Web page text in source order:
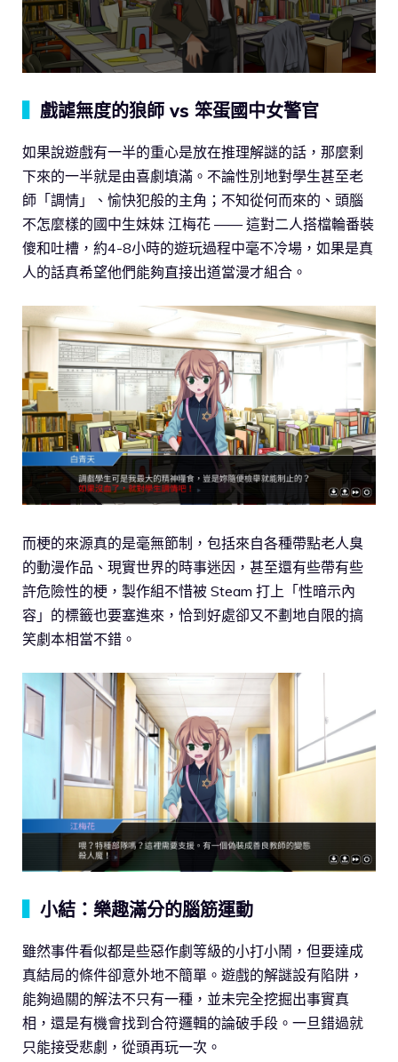
戲謔無度的狼師 vs 笨蛋國中女警官
如果說遊戲有一半的重心是放在推理解謎的話，那麼剩
下來的一半就是由喜劇填滿。不論性別地對學生甚至老
師「調情」、愉快犯般的主角；不知從何而來的、頭腦
不怎麼樣的國中生妹妹 江梅花 —— 這對二人搭檔輪番裝
傻和吐槽，約4-8小時的遊玩過程中毫不冷場，如果是真
人的話真希望他們能夠直接出道當漫才組合。
而梗的來源真的是毫無節制，包括來自各種帶點老人臭
的動漫作品、現實世界的時事迷因，甚至還有些帶有些
許危險性的梗，製作組不惜被 Steam 打上「性暗示內
容」的標籤也要塞進來，恰到好處卻又不劃地自限的搞
笑劇本相當不錯。
小結：樂趣滿分的腦筋運動
雖然事件看似都是些惡作劇等級的小打小鬧，但要達成
真結局的條件卻意外地不簡單。遊戲的解謎設有陷阱，
能夠過關的解法不只有一種，並未完全挖掘出事實真
相，還是有機會找到合符邏輯的論破手段。一旦錯過就
只能接受悲劇，從頭再玩一次。